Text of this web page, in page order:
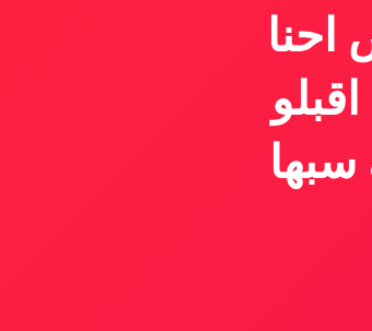
احنا